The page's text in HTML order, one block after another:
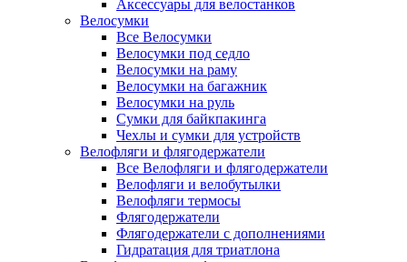
Аксессуары для велостанков
Велосумки
Все Велосумки
Велосумки под седло
Велосумки на раму
Велосумки на багажник
Велосумки на руль
Сумки для байкпакинга
Чехлы и сумки для устройств
Велофляги и флягодержатели
Все Велофляги и флягодержатели
Велофляги и велобутылки
Велофляги термосы
Флягодержатели
Флягодержатели с дополнениями
Гидратация для триатлона